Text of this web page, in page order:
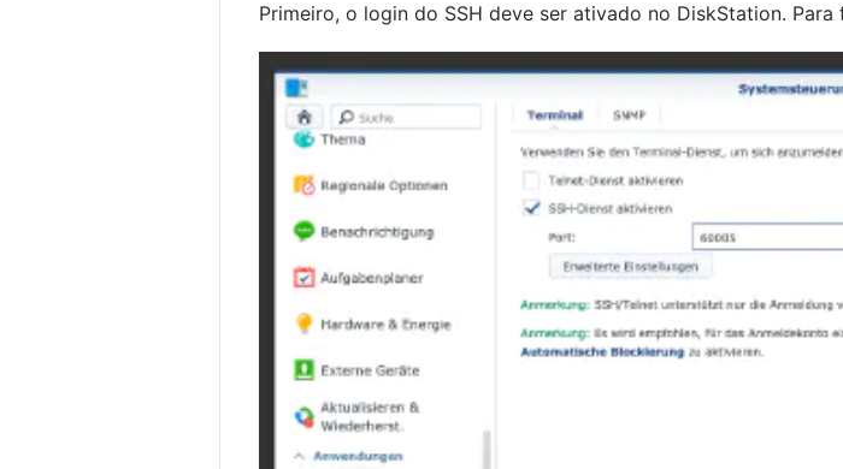
Primeiro, o login do SSH deve ser ativado no DiskStation.